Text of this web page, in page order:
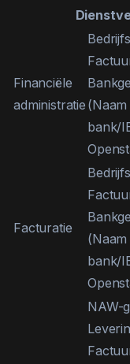
Financiële
administratie (Naam
bank/
Facturatie
(Naam
bank/
NAW-